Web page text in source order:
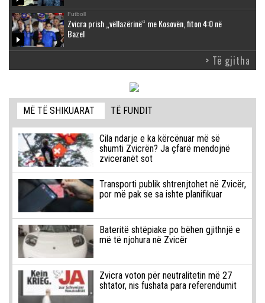
Futboll
Zvicra prish „vëllazërinë“ me Kosovën, fiton 4:0 në
Bazel
> Të gjitha
MË TË SHIKUARAT TË FUNDIT
Cila ndarje e ka kërcënuar më së
shumti Zvicrën? Ja çfarë mendojnë
zviceranët sot
Transporti publik shtrenjtohet në Zvicër,
por më pak se sa ishte planifikuar
Bateritë shtëpiake po bëhen gjithnjë e
më të njohura në Zvicër
Zvicra voton për neutralitetin më 27
shtator, nis fushata para referendumit